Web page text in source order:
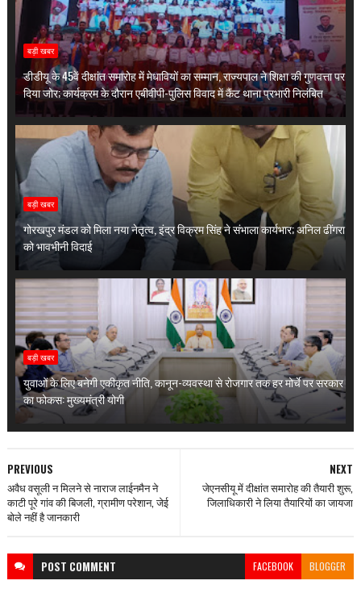
बड़ी खबर
डीडीयू के 45वें दीक्षांत समारोह में मेधावियों का सम्मान, राज्यपाल ने शिक्षा की गुणवत्ता पर
दिया जोर; कार्यक्रम के दौरान एबीवीपी-पुलिस विवाद में कैंट थाना प्रभारी निलंबित
बड़ी खबर
गोरखपुर मंडल को मिला नया नेतृत्व, इंद्र विक्रम सिंह ने संभाला कार्यभार; अनिल ढींगरा
को भावभीनी विदाई
बड़ी खबर
युवाओं के लिए बनेगी एकीकृत नीति, कानून-व्यवस्था से रोजगार तक हर मोर्चे पर सरकार
का फोकस: मुख्यमंत्री योगी
NEXT
जेएनसीयू में दीक्षांत समारोह की तैयारी शुरू,
जिलाधिकारी ने लिया तैयारियों का जायजा
PREVIOUS
अवैध वसूली न मिलने से नाराज लाईनमैन ने
काटी पूरे गांव की बिजली, ग्रामीण परेशान, जेई
बोले नहीं है जानकारी
POST COMMENT FACEBOOK BLOGGER